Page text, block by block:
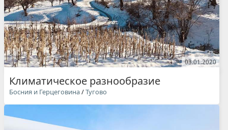
03.01.2020
Климатическое разнообразие
Босния и Герцеговина/Тугово